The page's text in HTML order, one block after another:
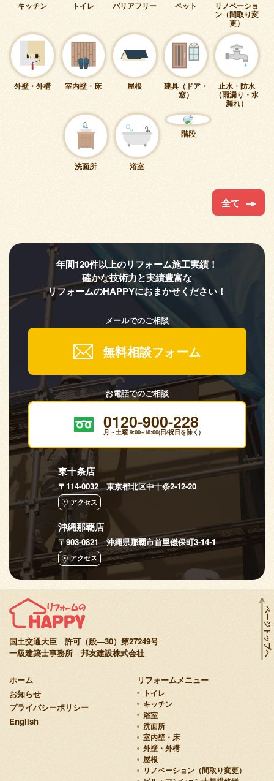
キッチン トイレ バリアフリー ペット
リノベーショ
ン（間取り変
更）
外壁・外構 室内壁・床 屋根
建具（ドア・
窓）
止水・防水
（雨漏り・水
漏れ）
洗面所 浴室
階段
全て
年間120件以上のリフォーム施工実績！
確かな技術力と実績豊富な
リフォームのHAPPYにおまかせください！
メールでのご相談
無料相談フォーム
お電話でのご相談
0120-900-228
月～土曜 9:00~18:00(日/祝日を除く)
東十条店
〒114-0032 東京都北区中十条2-12-20
アクセス
沖縄那覇店
〒903-0821 沖縄県那覇市首里儀保町3-14-1
アクセス
国土交通大臣 許可（般—30）第27249号
一級建築士事務所 邦友建設株式会社
ホーム
お知らせ
プライバシーポリシー
English
リフォームメニュー
トイレ
キッチン
浴室
洗面所
室内壁・床
外壁・外構
屋根
リノベーション（間取り変更）
ページトップへ